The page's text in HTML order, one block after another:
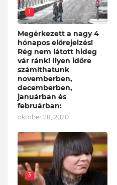
1
Megérkezett a nagy 4
hónapos előrejelzés!
Rég nem látott hideg
vár ránk! Ilyen időre
számíthatunk
novemberben,
decemberben,
januárban és
februárban:
október 28, 2020
3